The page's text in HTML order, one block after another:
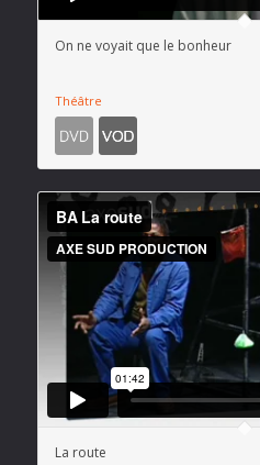
On ne voyait que le bonheur
Théâtre
La route